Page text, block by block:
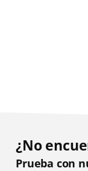
¿No
Prueba con